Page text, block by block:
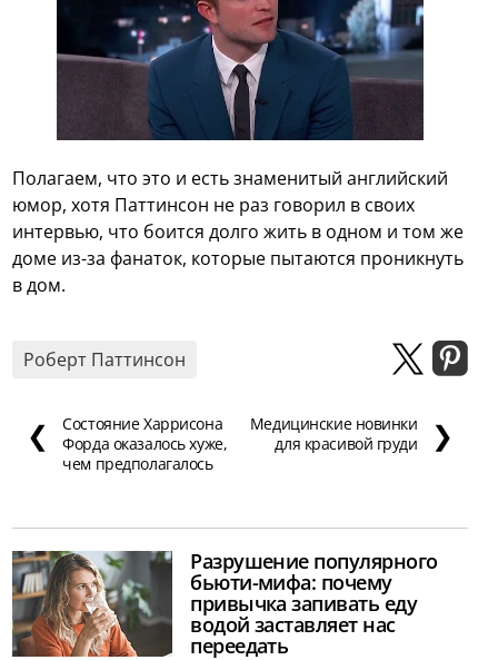
Полагаем, что это и есть знаменитый английский
юмор, хотя Паттинсон не раз говорил в своих
интервью, что боится долго жить в одном и том же
доме из-за фанаток, которые пытаются проникнуть
в дом.
Роберт Паттинсон
❮
Состояние Харрисона
Форда оказалось хуже,
чем предполагалось
Медицинские новинки
для красивой груди
❯
Разрушение популярного
бьюти-мифа: почему
привычка запивать еду
водой заставляет нас
переедать